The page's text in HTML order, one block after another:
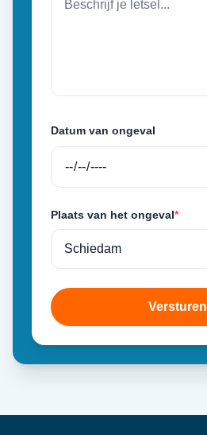
Datum van ongeval
Plaats van het ongeval*
Versturen